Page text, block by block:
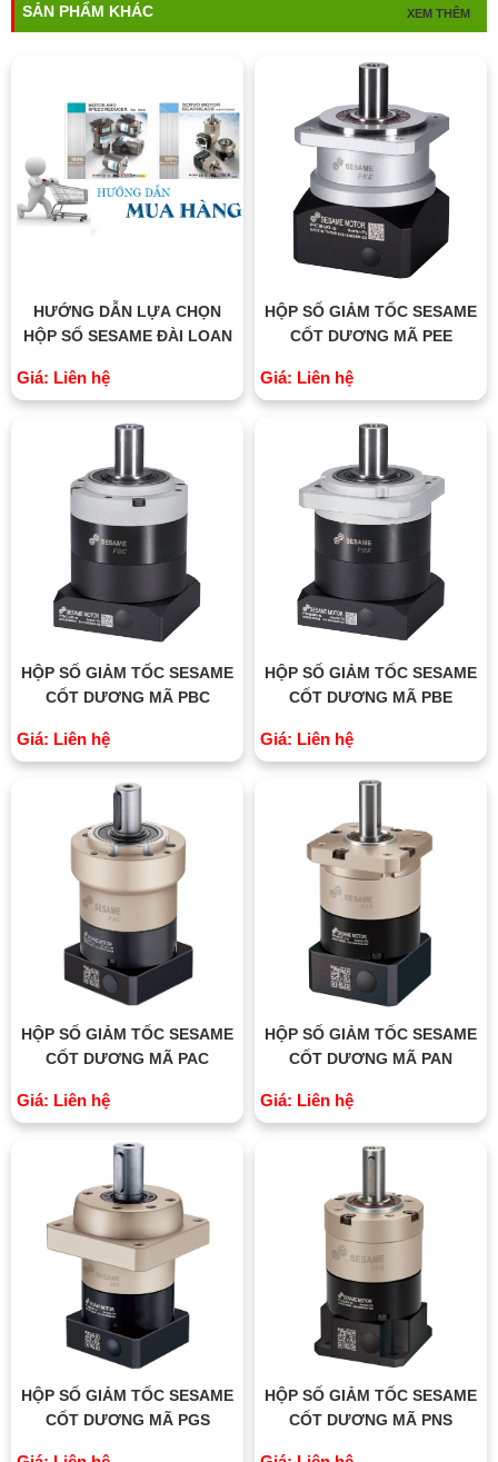
SẢN PHẨM KHÁC XEM THÊM
HƯỚNG DẪN LỰA CHỌN
HỘP SỐ SESAME ĐÀI LOAN
Giá: Liên hệ
HỘP SỐ GIẢM TỐC SESAME
CỐT DƯƠNG MÃ PEE
Giá: Liên hệ
HỘP SỐ GIẢM TỐC SESAME
CỐT DƯƠNG MÃ PBC
Giá: Liên hệ
HỘP SỐ GIẢM TỐC SESAME
CỐT DƯƠNG MÃ PBE
Giá: Liên hệ
HỘP SỐ GIẢM TỐC SESAME
CỐT DƯƠNG MÃ PAC
Giá: Liên hệ
HỘP SỐ GIẢM TỐC SESAME
CỐT DƯƠNG MÃ PAN
Giá: Liên hệ
HỘP SỐ GIẢM TỐC SESAME
CỐT DƯƠNG MÃ PGS
HỘP SỐ GIẢM TỐC SESAME
CỐT DƯƠNG MÃ PNS